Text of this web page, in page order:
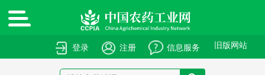
旧版网站
信息服务
注册
登录